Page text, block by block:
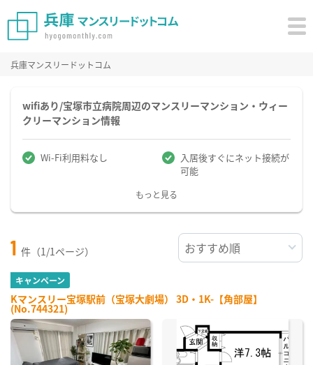
兵庫マンスリードットコム
wifiあり/宝塚市立病院周辺のマンスリーマンション・ウィー
クリーマンション情報
Wi-Fi利用料なし
入居後すぐにネット接続が
可能
もっと見る
1 件（1/1ページ）
キャンペーン
Kマンスリー宝塚駅前（宝塚大劇場） 3D・1K-【角部屋】
(No.744321)